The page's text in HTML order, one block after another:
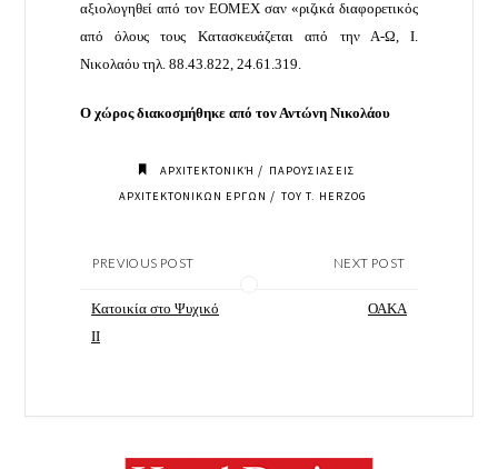
αξιολογηθεί από τον ΕΟΜΕΧ σαν «ριζικά διαφορετικός
από όλους τους Κατασκευάζεται από την Α-Ω, Ι.
Νικολαόυ τηλ. 88.43.822, 24.61.319.
Ο χώρος διακοσμήθηκε από τον Αντώνη Νικολάου
ΑΡΧΙΤΕΚΤΟΝΙΚΉ / ΠΑΡΟΥΣΙΑΣΕΙΣ
ΑΡΧΙΤΕΚΤΟΝΙΚΩΝ ΕΡΓΩΝ / ΤΟΥ T. HERZOG
PREVIOUS POST
Κατοικία στο Ψυχικό
II
NEXT POST
ΟΑΚΑ